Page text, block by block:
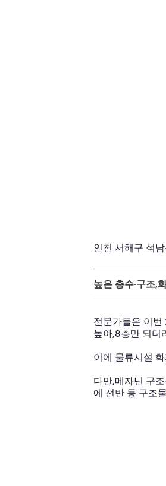
인천 서해구 석
높은 층수·구조,
전문가들은 이번
높아,8층만 되더
이에 물류시설
다만,메자닌 구
에 선반 등 구조